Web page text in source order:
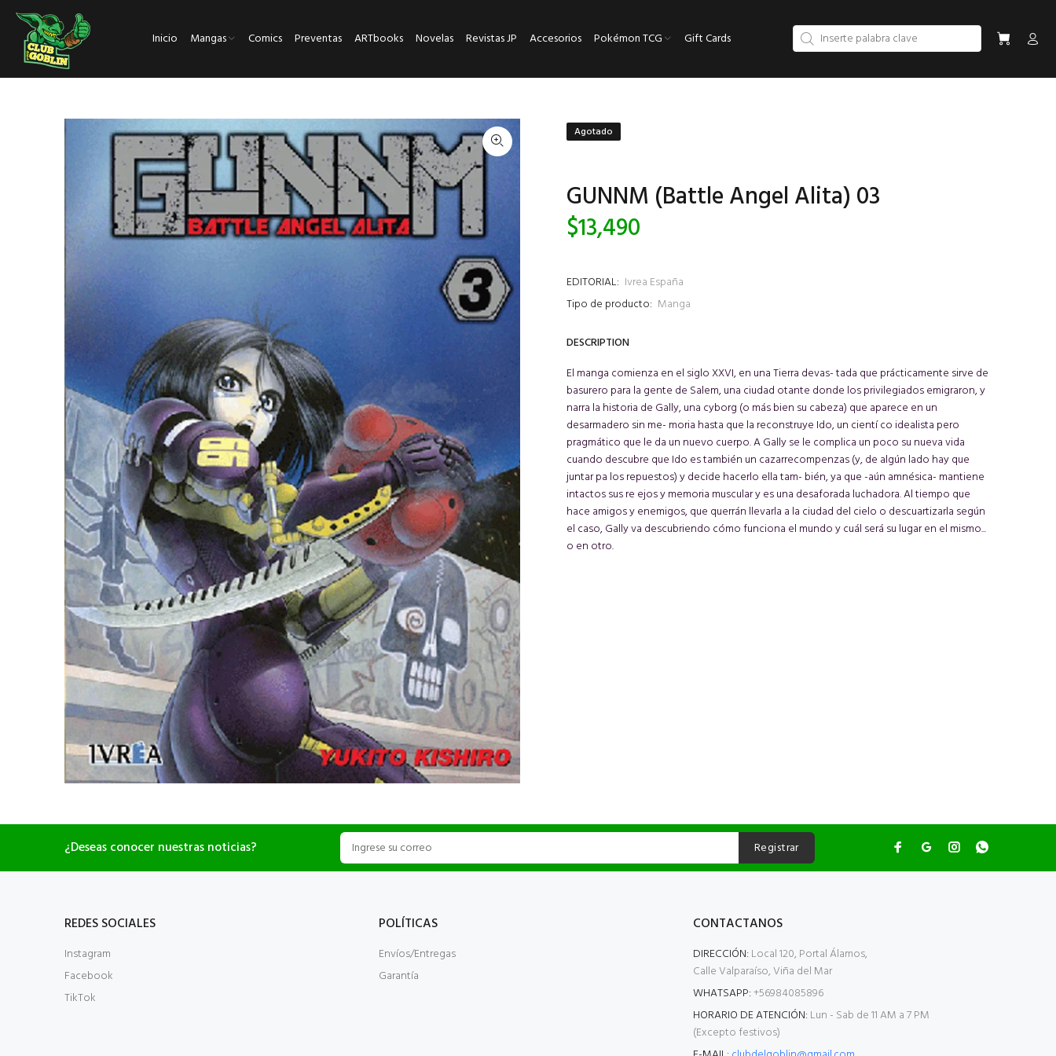
Inicio Mangas Comics Preventas ARTbooks Novelas Revistas JP Accesorios Pokémon TCG Gift Cards
Agotado
GUNNM (Battle Angel Alita) 03
$13,490
EDITORIAL: Ivrea España
Tipo de producto: Manga
DESCRIPTION
El manga comienza en el siglo XXVI, en una Tierra devas- tada que prácticamente sirve de
basurero para la gente de Salem, una ciudad otante donde los privilegiados emigraron, y
narra la historia de Gally, una cyborg (o más bien su cabeza) que aparece en un
desarmadero sin me- moria hasta que la reconstruye Ido, un cientí co idealista pero
pragmático que le da un nuevo cuerpo. A Gally se le complica un poco su nueva vida
cuando descubre que Ido es también un cazarrecompenzas (y, de algún lado hay que
juntar pa los repuestos) y decide hacerlo ella tam- bién, ya que -aún amnésica- mantiene
intactos sus re ejos y memoria muscular y es una desaforada luchadora. Al tiempo que
hace amigos y enemigos, que querrán llevarla a la ciudad del cielo o descuartizarla según
el caso, Gally va descubriendo cómo funciona el mundo y cuál será su lugar en el mismo...
o en otro.
¿Deseas conocer nuestras noticias? Registrar
REDES SOCIALES
Instagram
Facebook
TikTok
POLÍTICAS
Envíos/Entregas
Garantía
CONTACTANOS
DIRECCIÓN: Local 120, Portal Álamos,
Calle Valparaíso, Viña del Mar
WHATSAPP:+56984085896
HORARIO DE ATENCIÓN: Lun - Sab de 11 AM a 7 PM
(Excepto festivos)